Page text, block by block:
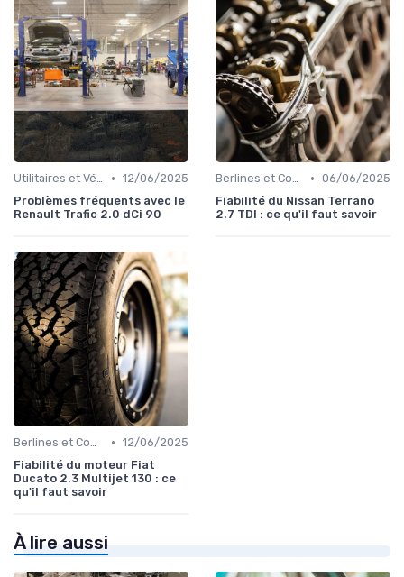
Utilitaires et Véhicules Spéciaux • 12/06/2025
Problèmes fréquents avec le
Renault Trafic 2.0 dCi 90
Berlines et Compactes • 06/06/2025
Fiabilité du Nissan Terrano
2.7 TDI : ce qu'il faut savoir
Berlines et Compactes • 12/06/2025
Fiabilité du moteur Fiat
Ducato 2.3 Multijet 130 : ce
qu'il faut savoir
À lire aussi